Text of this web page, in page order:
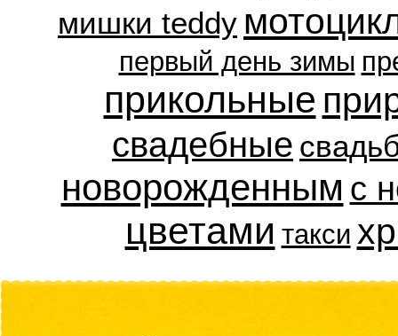
мишки teddy
первый день зимы
прикольные
свадебные
новорожденным с
цветами такси